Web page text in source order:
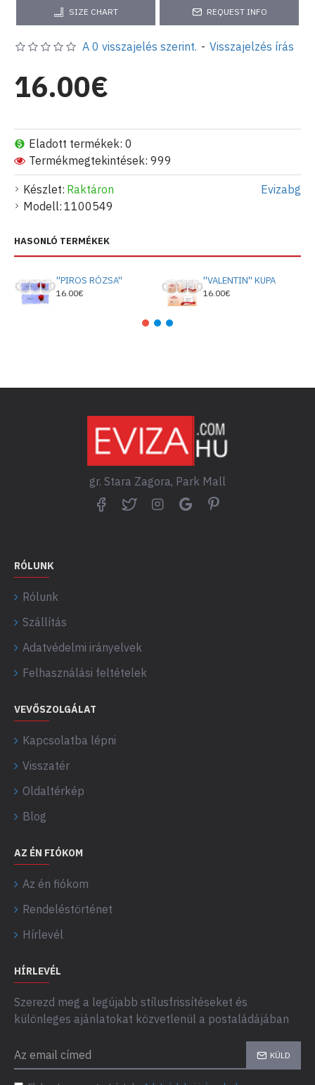
SIZE CHART REQUEST INFO
Készlet: Raktáron
Modell: 1100549
Evizabg
Eladott termékek: 0
Termékmegtekintések: 999
A 0 visszajelés szerint. - Visszajelzés írás
16.00€
HASONLÓ TERMÉKEK
''PIROS RÓZSA''
16.00€
''VALENTIN'' KUPA
16.00€
gr. Stara Zagora, Park Mall
RÓLUNK
Rólunk
Szállítás
Adatvédelmi irányelvek
Felhasználási feltételek
VEVŐSZOLGÁLAT
Kapcsolatba lépni
Visszatér
Oldaltérkép
Blog
AZ ÉN FIÓKOM
Az én fiókom
Rendeléstörténet
Hírlevél
HÍRLEVÉL
Szerezd meg a legújabb stílusfrissítéseket és
különleges ajánlatokat közvetlenül a postaládájában
KÜLD